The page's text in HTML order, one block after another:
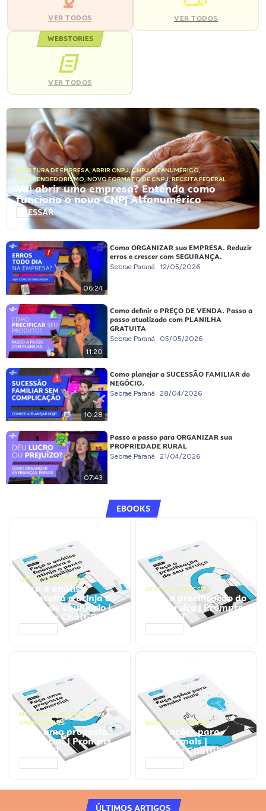
VER TODOS VER TODOS
WEBSTORIES
VER TODOS
ABERTURA DE EMPRESA, ABRIR CNPJ,CNPJ ALFANUMÉRICO,
EMPREENDEDORISMO, NOVO FORMATO DE CNPJ,RECEITA FEDERAL
Vai abrir uma empresa? Entenda como
funciona o novo CNPJ Alfanumérico
ACESSAR
06:24
Como ORGANIZAR sua EMPRESA. Reduzir
erros e crescer com SEGURANÇA.
Sebrae Paraná 12/05/2026
11:20
Como definir o PREÇO DE VENDA. Passo a
passo atualizado com PLANILHA
GRATUITA
Sebrae Paraná 05/05/2026
10:28
Como planejar a SUCESSÃO FAMILIAR do
NEGÓCIO.
Sebrae Paraná 28/04/2026
07:43
Passo a passo para ORGANIZAR sua
PROPRIEDADE RURAL
Sebrae Paraná 21/04/2026
EBOOKS
GESTÃO FINANCEIRA
Faça a análise
financeira e atinja o
ponto de equilíbrio |
Prompts ChatGPT
GESTÃO FINANCEIRA
Faça a precificação do
seu serviço | Prompts
ChatGPT
NEGÓCIOS, PROCESSOS
EMPRESARIAIS
Faça uma proposta
comercial | Prompts
ChatGPT
NEGÓCIOS, VENDAS
Faça ações para
vender mais |
Prompts ChatGPT
ÚLTIMOS ARTIGOS